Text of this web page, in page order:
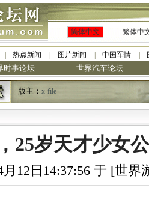
简体中文 繁体中
热点新闻 图片新闻 中国军情
时事论坛 世界汽车论坛
版主： x-file
25岁天才少女
12日14:37:56 于 [世